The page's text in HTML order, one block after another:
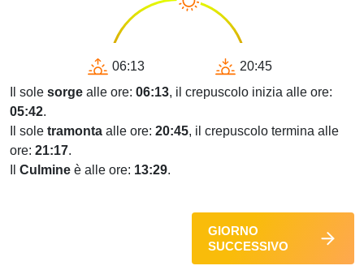
06:13
20:45
Il sole sorge alle ore: 06:13, il crepuscolo inizia alle ore:
05:42.
Il sole tramonta alle ore: 20:45, il crepuscolo termina alle
ore: 21:17.
Culmine è alle ore: 13:29.
GIORNO
SUCCESSIVO